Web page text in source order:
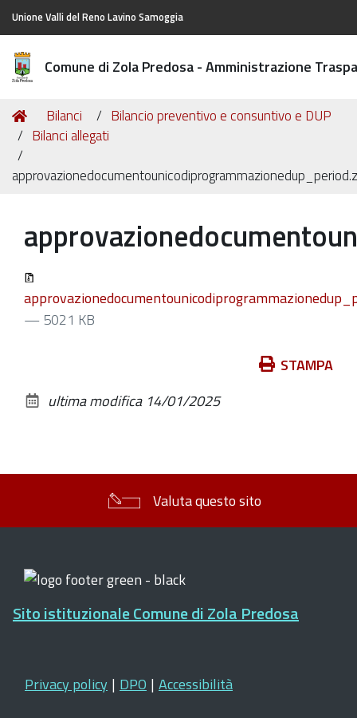
Unione Valli del Reno Lavino Samoggia
Comune di Zola Predosa - Amministrazione
Tu
sei
qui:
Home
Bilanci
Bilancio preventivo e consuntivo e DUP
Bilanci allegati
— 5021 KB
documento
STAMPA
ultima modifica 14/01/2025
Valuta questo sito
Sito istituzionale Comune di Zola Predosa
Privacy policy | DPO | Accessibilità